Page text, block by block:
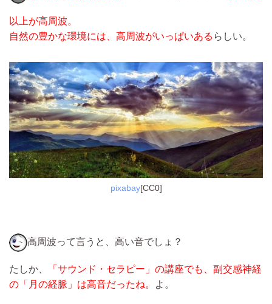
以上が高周波。
自然の豊かな環境には、高周波がいっぱいある らしい。
pixabay[CC0]
高周波って言うと、高い音でしょ？
たしか、
「サウンド・セラピー」の講座でも、副交感神経
の「月の経脈」は高音だったね。
よ。